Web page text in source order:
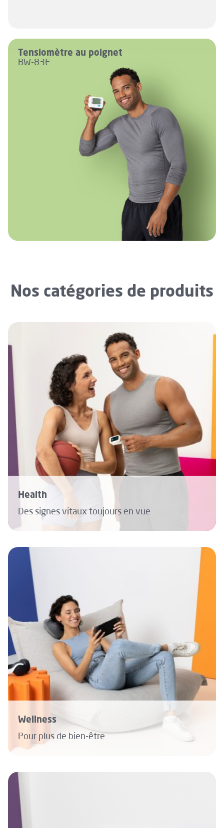
Tensiomètre au poignet
BW-83E
Nos catégories de produits
Health
Des signes vitaux toujours en vue
Wellness
Pour plus de bien-être